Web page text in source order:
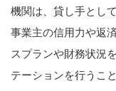
機関は、貸し手とし
事業主の信用力や返
スプランや財務状況
テーションを行うこ